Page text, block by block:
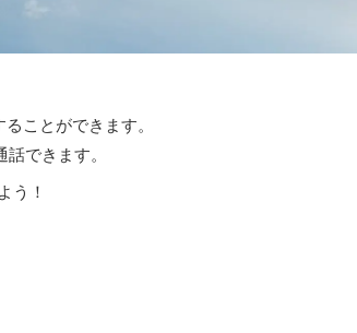
ことができます。
できます。
う！